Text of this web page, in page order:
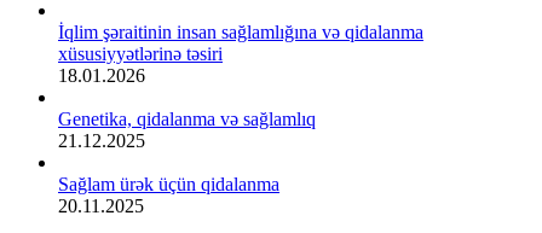
İqlim şəraitinin insan sağlamlığına və qidalanma
xüsusiyyətlərinə təsiri
18.01.2026
Genetika, qidalanma və sağlamlıq
21.12.2025
Sağlam ürək üçün qidalanma
20.11.2025